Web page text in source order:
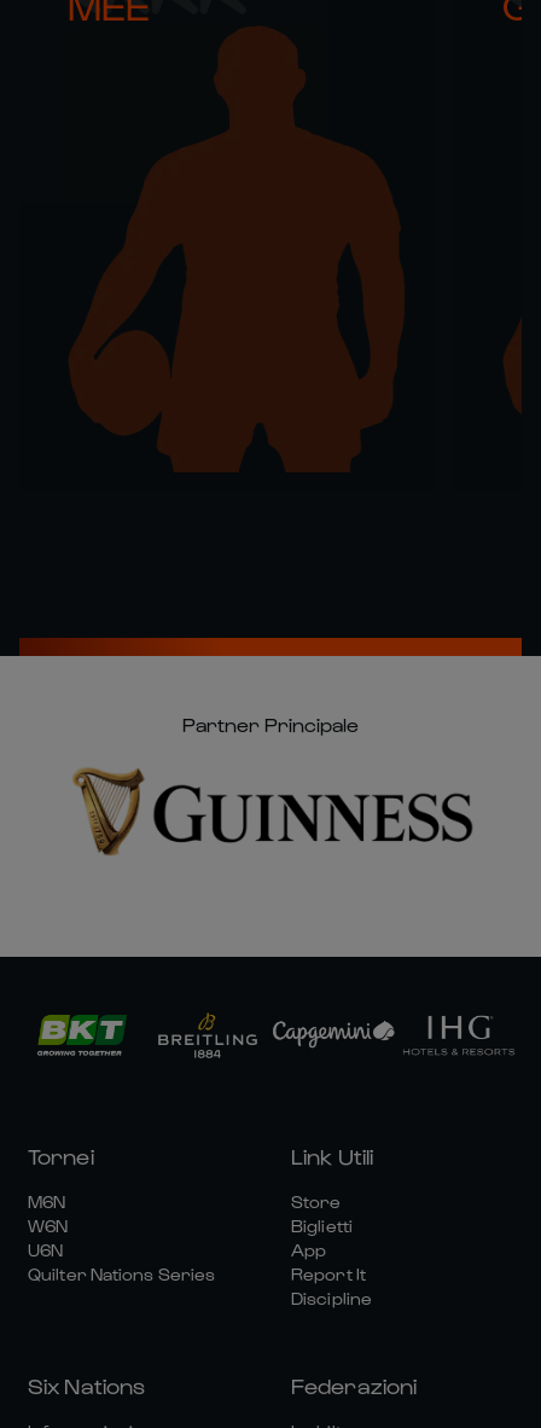
Partner Principale
Tornei
M6N
W6N
U6N
Quilter Nations Series
Link Utili
Store
Biglietti
App
Report It
Discipline
Six Nations Federazioni